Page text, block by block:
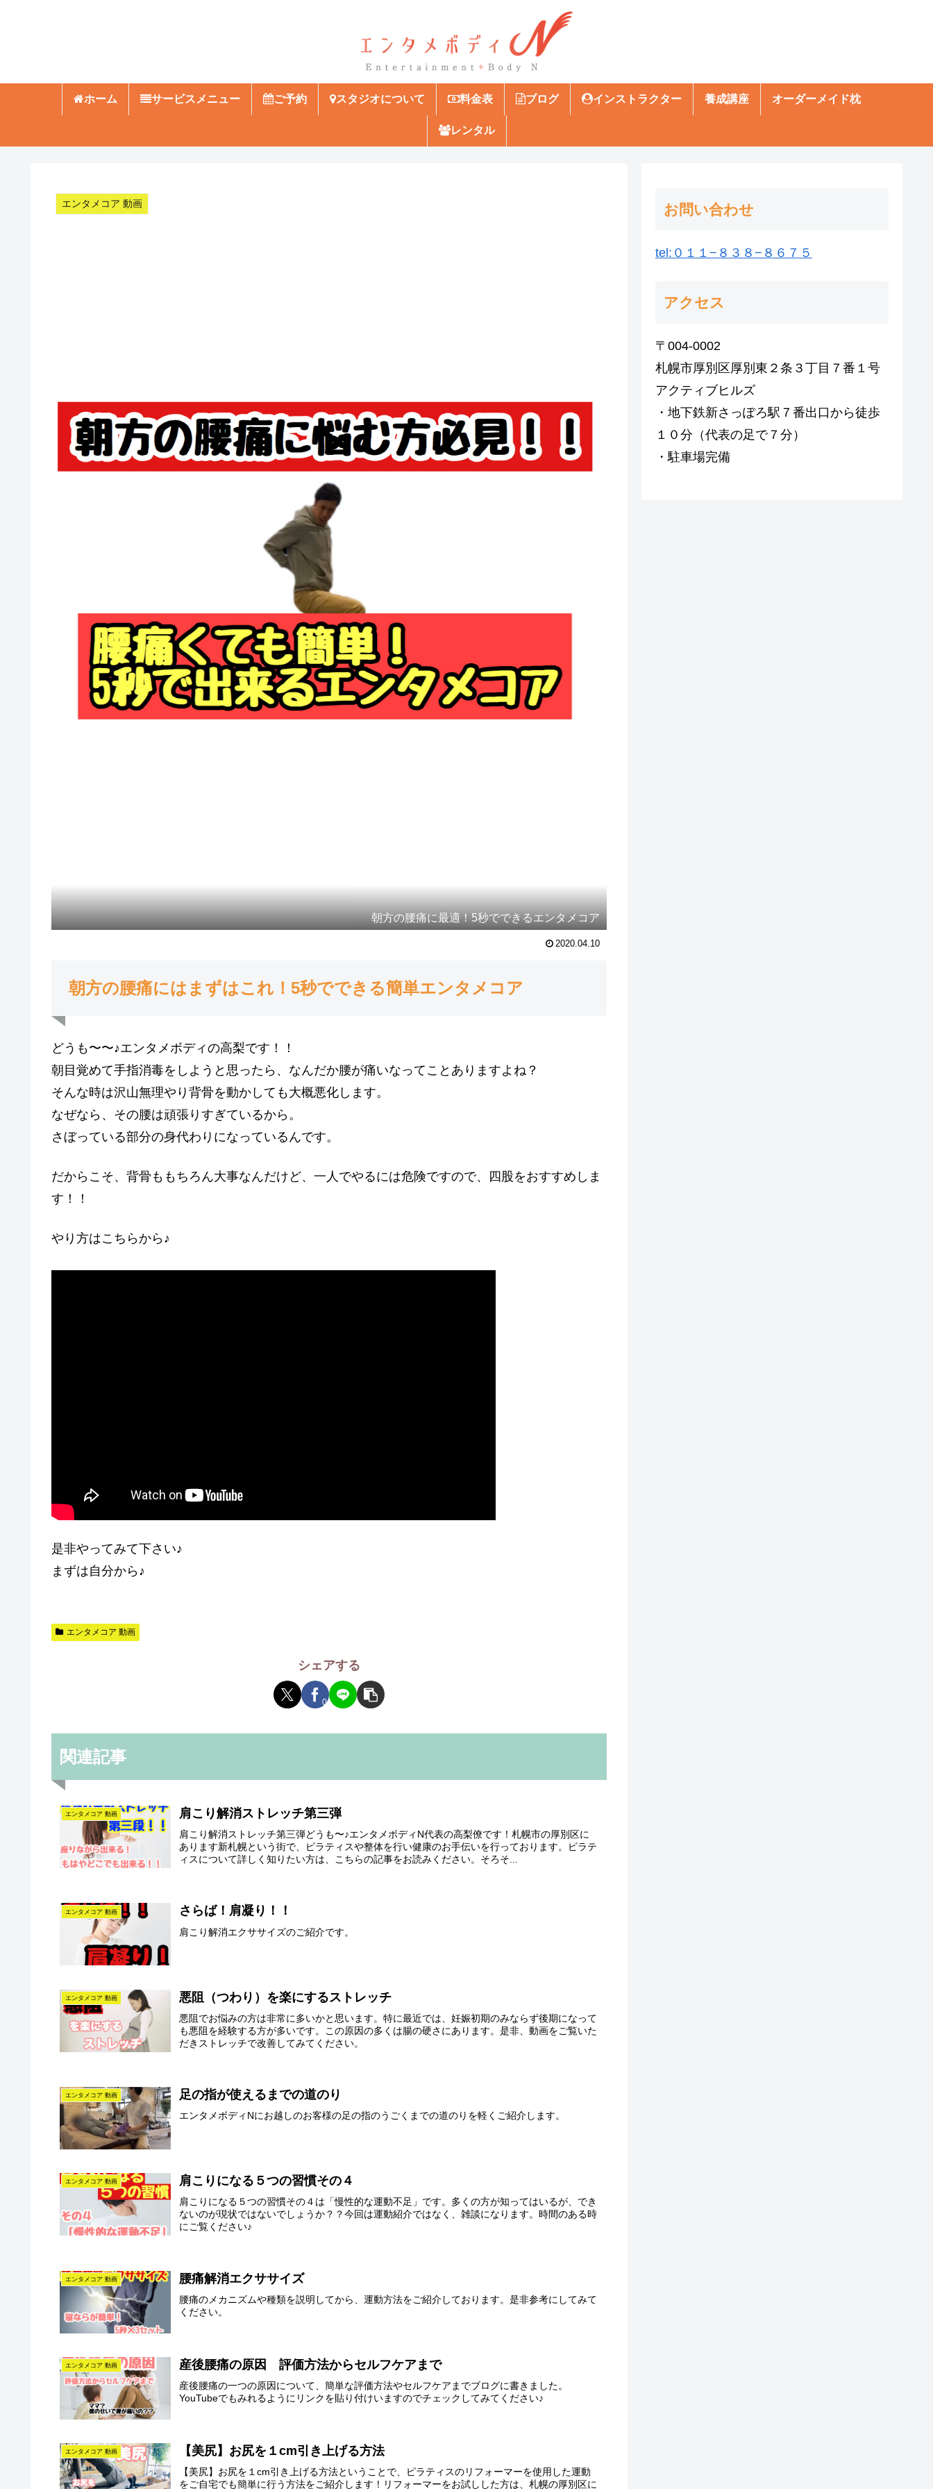
ホーム サービスメニュー ご予約 スタジオについて 料金表 ブログ インストラクター 養成講座 オーダーメイド枕
レンタル
エンタメコア 動画
朝方の腰痛に最適！5秒でできるエンタメコア
2020.04.10
朝方の腰痛にはまずはこれ！5秒でできる簡単エンタメコア
どうも〜〜♪エンタメボディの高梨です！！
朝目覚めて手指消毒をしようと思ったら、なんだか腰が痛いなってことありますよね？
そんな時は沢山無理やり背骨を動かしても大概悪化します。
なぜなら、その腰は頑張りすぎているから。
さぼっている部分の身代わりになっているんです。
だからこそ、背骨ももちろん大事なんだけど、一人でやるには危険ですので、四股をおすすめしま
す！！
やり方はこちらから♪
是非やってみて下さい♪
まずは自分から♪
エンタメコア 動画
シェアする
0
関連記事
エンタメコア 動画 肩こり解消ストレッチ第三弾
肩こり解消ストレッチ第三弾どうも〜♪エンタメボディN代表の高梨僚です！札幌市の厚別区に
あります新札幌という街で、ピラティスや整体を行い健康のお手伝いを行っております。ピラテ
ィスについて詳しく知りたい方は、こちらの記事をお読みください。そろそ...
エンタメコア 動画 さらば！肩凝り！！
肩こり解消エクササイズのご紹介です。
エンタメコア 動画 悪阻（つわり）を楽にするストレッチ
悪阻でお悩みの方は非常に多いかと思います。特に最近では、妊娠初期のみならず後期になって
も悪阻を経験する方が多いです。この原因の多くは腸の硬さにあります。是非、動画をご覧いた
だきストレッチで改善してみてください。
エンタメコア 動画 足の指が使えるまでの道のり
エンタメボディNにお越しのお客様の足の指のうごくまでの道のりを軽くご紹介します。
エンタメコア 動画 肩こりになる５つの習慣その４
肩こりになる５つの習慣その４は「慢性的な運動不足」です。多くの方が知ってはいるが、でき
ないのが現状ではないでしょうか？？今回は運動紹介ではなく、雑談になります。時間のある時
にご覧ください♪
エンタメコア 動画 腰痛解消エクササイズ
腰痛のメカニズムや種類を説明してから、運動方法をご紹介しております。是非参考にしてみて
ください。
エンタメコア 動画 産後腰痛の原因 評価方法からセルフケアまで
産後腰痛の一つの原因について、簡単な評価方法やセルフケアまでブログに書きました。
YouTubeでもみれるようにリンクを貼り付けいますのでチェックしてみてください♪
エンタメコア 動画 【美尻】お尻を１cm引き上げる方法
【美尻】お尻を１cm引き上げる方法ということで、ピラティスのリフォーマーを使用した運動
をご自宅でも簡単に行う方法をご紹介します！リフォーマーをお試しした方は、札幌の厚別区に
お問い合わせ
tel:０１１−８３８−８６７５
アクセス
〒004-0002
札幌市厚別区厚別東２条３丁目７番１号
アクティブヒルズ
・地下鉄新さっぽろ駅７番出口から徒歩
１０分（代表の足で７分）
・駐車場完備